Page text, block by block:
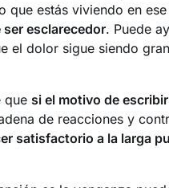
que estás viviendo en
ser esclarecedor. Puede
el dolor sigue siendo
que si el motivo de
de reacciones y
satisfactorio a la larga